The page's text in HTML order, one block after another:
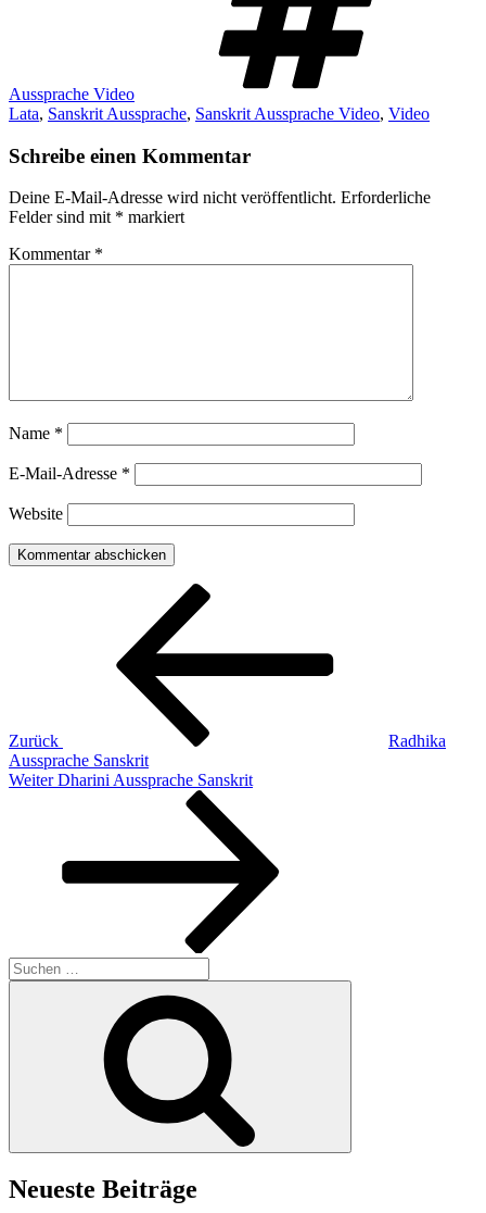
Aussprache Video
Lata, Sanskrit Aussprache, Sanskrit Aussprache Video, Video
Schreibe einen Kommentar
Deine E-Mail-Adresse wird nicht veröffentlicht. Erforderliche
Felder sind mit * markiert
Kommentar *
Name *
E-Mail-Adresse *
Website
Beitragsnavigation
Zurück
Radhika
Aussprache Sanskrit
Nächster
Weiter Dharini Aussprache Sanskrit
Suchen
nach:
Neueste Beiträge